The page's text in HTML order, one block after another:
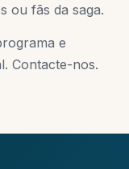
ou fãs da saga.
e
Contacte-nos.